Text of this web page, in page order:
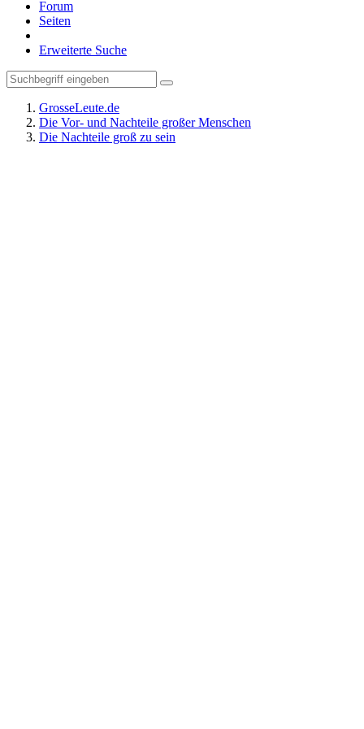
Forum
Seiten
Erweiterte Suche
GrosseLeute.de
Die Vor- und Nachteile großer Menschen
Die Nachteile groß zu sein